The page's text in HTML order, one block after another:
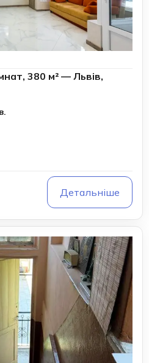
380 м² — Львів,
Детальніше